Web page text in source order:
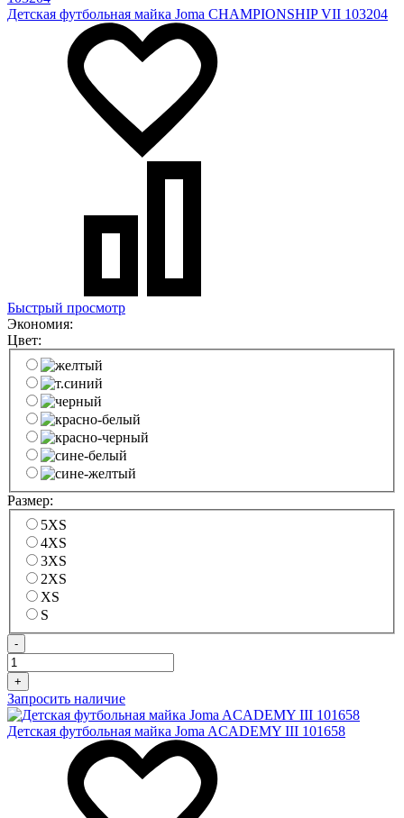
Детская футбольная майка Joma CHAMPIONSHIP VII 103204
Быстрый просмотр
Экономия:
Цвет:
Размер:
5XS
4XS
3XS
2XS
XS
S
-
+
Запросить наличие
Детская футбольная майка Joma ACADEMY III 101658